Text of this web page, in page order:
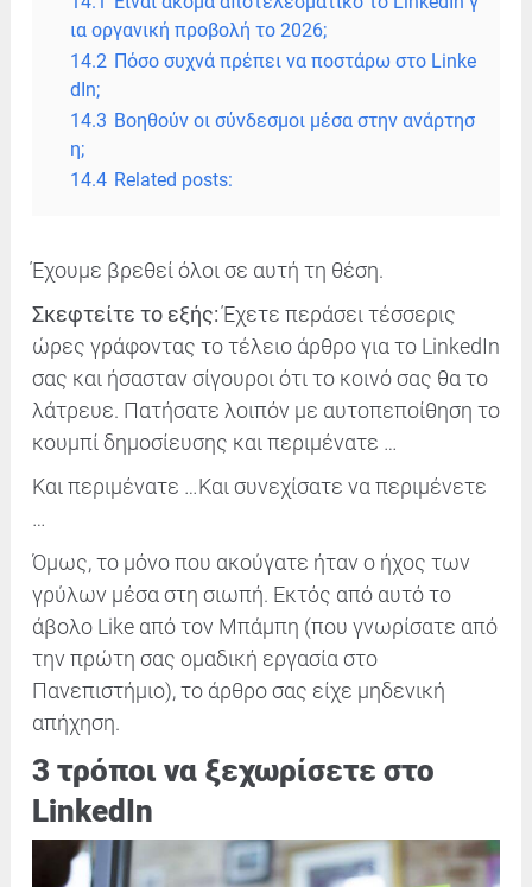
ια οργανική προβολή το 2026;
14.2 Πόσο συχνά πρέπει να ποστάρω στο Linke
dIn;
14.3 Βοηθούν οι σύνδεσμοι μέσα στην ανάρτησ
η;
14.4 Related posts:
Έχουμε βρεθεί όλοι σε αυτή τη θέση.
Σκεφτείτε το εξής:Έχετε περάσει τέσσερις
ώρες γράφοντας το τέλειο άρθρο για το LinkedIn
σας και ήσασταν σίγουροι ότι το κοινό σας θα το
λάτρευε. Πατήσατε λοιπόν με αυτοπεποίθηση το
κουμπί δημοσίευσης και περιμένατε …
Και περιμένατε …Και συνεχίσατε να περιμένετε
…
Όμως, το μόνο που ακούγατε ήταν ο ήχος των
γρύλων μέσα στη σιωπή. Εκτός από αυτό το
άβολο Like από τον Μπάμπη (που γνωρίσατε από
την πρώτη σας ομαδική εργασία στο
Πανεπιστήμιο), το άρθρο σας είχε μηδενική
απήχηση.
3 τρόποι να ξεχωρίσετε στο
LinkedIn